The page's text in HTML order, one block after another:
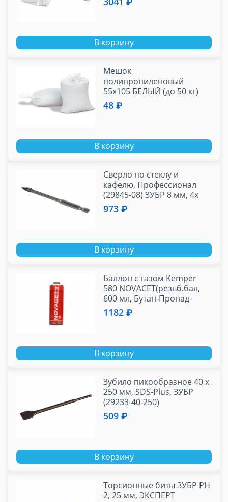
В корзину
Мешок
полипропиленовый
55х105 БЕЛЫЙ (до 50 кг)
48 ₽
В корзину
Сверло по стеклу и
кафелю, Профессионал
(29845-08) ЗУБР 8 мм, 4х
кромка, HEX 1/4
973 ₽
В корзину
Баллон с газом Kemper
580 NOVACET(резьб.бал,
600 мл, Бутан-Пропад-
Пропан, темп 2200 С)
1182 ₽
В корзину
Зубило пикообразное 40 x
250 мм, SDS-Plus, ЗУБР
(29233-40-250)
509 ₽
В корзину
Торсионные биты ЗУБР PH
2, 25 мм, ЭКСПЕРТ